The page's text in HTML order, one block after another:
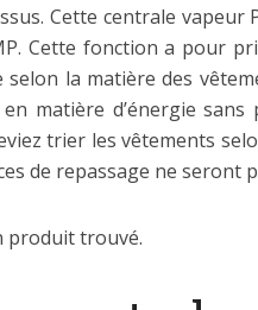
Cette centrale
Cette fonction a pour
la matière des
matière d’énergie
trier les vêtements
de repassage ne seront
produit trouvé.